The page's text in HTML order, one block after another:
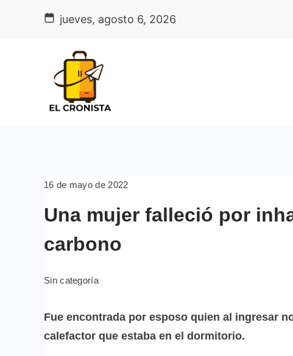
jueves, agosto 6, 2026
16 de mayo de 2022
Una mujer falleció por
carbono
Sin categoría
Fue encontrada por esposo quien al ingresar
calefactor que estaba en el dormitorio.